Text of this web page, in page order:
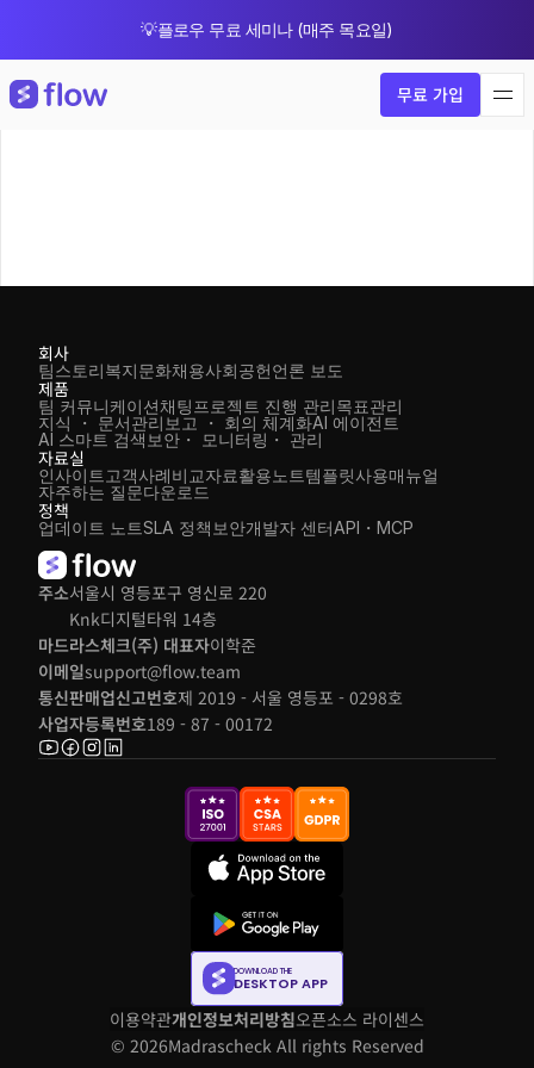
💡플로우 무료 세미나 (매주 목요일)
무료 가입
주소서울시 영등포구 영신로 220
Knk디지털타워 14층
마드라스체크(주) 대표자이학준
이메일support@flow.team
통신판매업신고번호제 2019 - 서울 영등포 - 0298호
사업자등록번호189 - 87 - 00172
회사
팀스토리복지문화채용사회공헌언론 보도
제품
팀 커뮤니케이션채팅 프로젝트 진행 관리목표관리
지식 ・ 문서관리 보고 ・ 회의 체계화
AI 스마트 검색
AI 에이전트
보안・ 모니터링・ 관리
자료실
인사이트 고객사례비교자료활용노트템플릿사용매뉴얼
자주하는 질문다운로드
정책
업데이트 노트SLA 정책 보안개발자 센터API・MCP
DOWNLOAD THE
DESKTOP APP
이용약관개인정보처리방침오픈소스 라이센스
© 2026Madrascheck All rights Reserved